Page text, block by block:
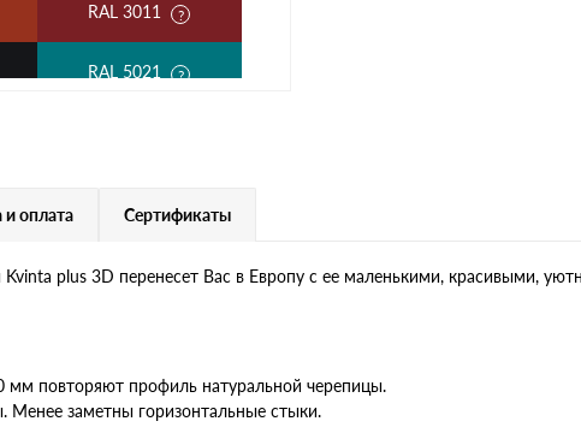
RAL 3011
RAL 5021
и оплата Сертификаты
plus 3D перенесет Вас в Европу с ее маленькими, красивыми,
мм повторяют профиль натуральной черепицы.
заметны горизонтальные стыки.